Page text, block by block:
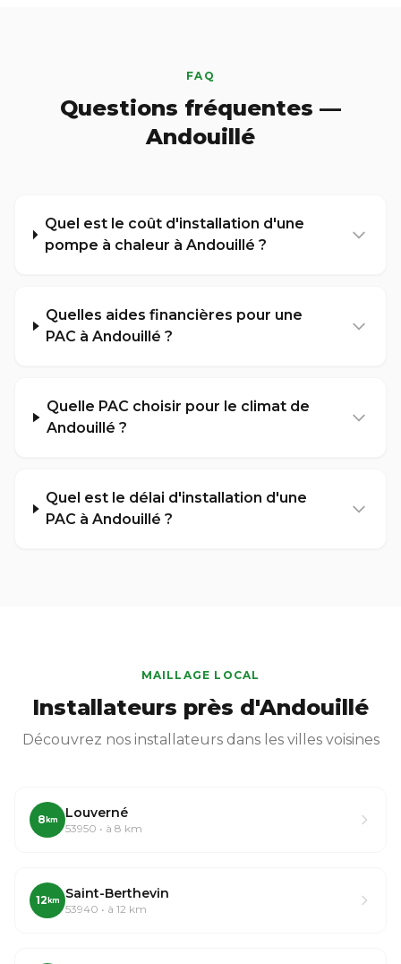
FAQ
Questions fréquentes —
Andouillé
Quel est le coût d'installation d'une
pompe à chaleur à Andouillé ?
Quelles aides financières pour une
PAC à Andouillé ?
Quelle PAC choisir pour le climat de
Andouillé ?
Quel est le délai d'installation d'une
PAC à Andouillé ?
MAILLAGE LOCAL
Installateurs près d'Andouillé
Découvrez nos installateurs dans les villes voisines
8 km Louverné
53950 • à 8 km
12 km Saint-Berthevin
53940 • à 12 km